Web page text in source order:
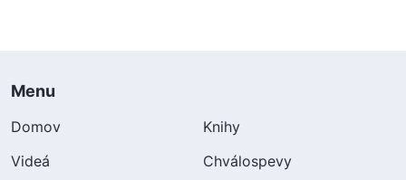
Menu
Domov
Knihy
Videá
Chválospevy